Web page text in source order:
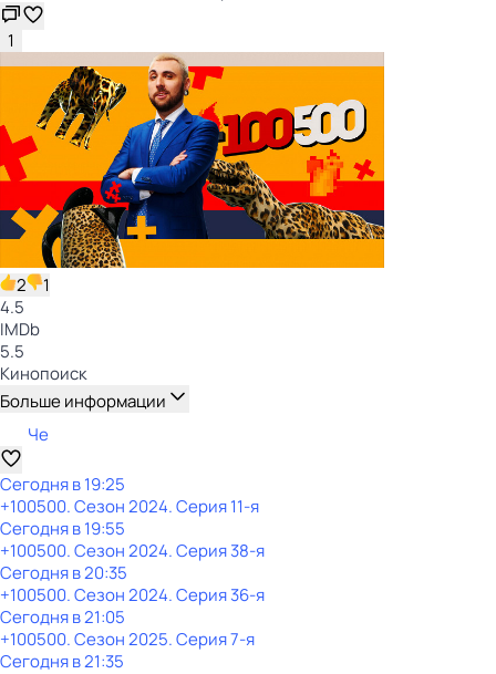
1
2
1
4.5
IMDb
5.5
Кинопоиск
Больше информации
Че
Сегодня в 19:25
+100500. Сезон 2024. Серия 11-я
Сегодня в 19:55
+100500. Сезон 2024. Серия 38-я
Сегодня в 20:35
+100500. Сезон 2024. Серия 36-я
Сегодня в 21:05
+100500. Сезон 2025. Серия 7-я
Сегодня в 21:35